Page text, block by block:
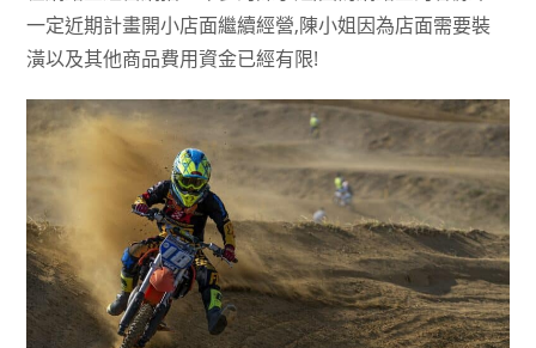
一定近期計畫開小店面繼續經營,陳小姐因為店面需要裝
潢以及其他商品費用資金已經有限!